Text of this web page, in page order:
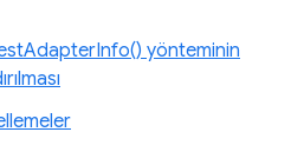
yönteminin